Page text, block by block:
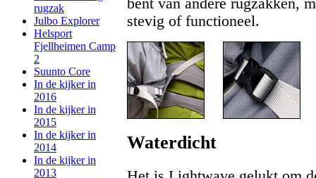
rugzak
Julbo Explorer
Helsport
Fjellheimen Camp
2
Suunto Core
In de kijker in
2016
In de kijker in
2015
In de kijker in
2014
In de kijker in
2013
stevig of functioneel.
Waterdicht